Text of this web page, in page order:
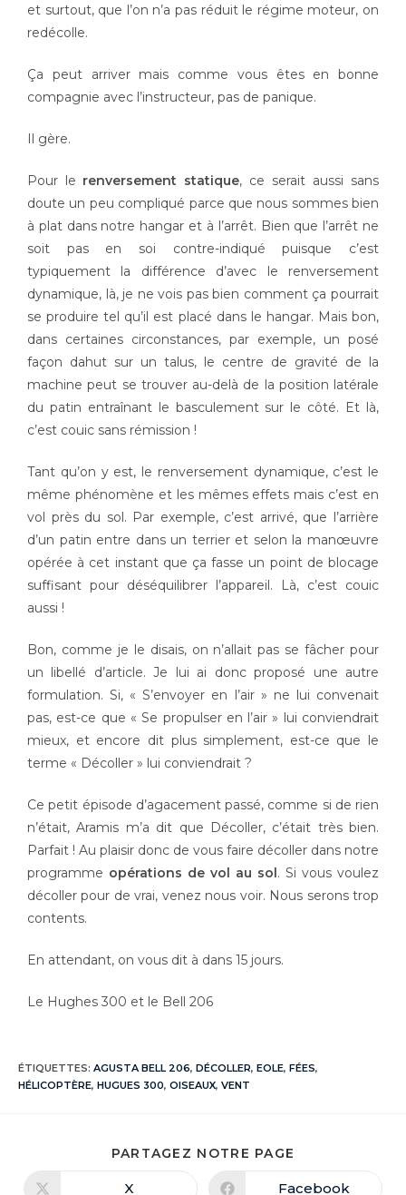
et surtout, que l’on n’a pas réduit le régime moteur, on
redécolle.
Ça peut arriver mais comme vous êtes en bonne
compagnie avec l’instructeur, pas de panique.
Il gère.
Pour le renversement statique, ce serait aussi sans
doute un peu compliqué parce que nous sommes bien
à plat dans notre hangar et à l’arrêt. Bien que l’arrêt ne
soit pas en soi contre-indiqué puisque c’est
typiquement la différence d’avec le renversement
dynamique, là, je ne vois pas bien comment ça pourrait
se produire tel qu’il est placé dans le hangar. Mais bon,
dans certaines circonstances, par exemple, un posé
façon dahut sur un talus, le centre de gravité de la
machine peut se trouver au-delà de la position latérale
du patin entraînant le basculement sur le côté. Et là,
c’est couic sans rémission !
Tant qu’on y est, le renversement dynamique, c’est le
même phénomène et les mêmes effets mais c’est en
vol près du sol. Par exemple, c’est arrivé, que l’arrière
d’un patin entre dans un terrier et selon la manœuvre
opérée à cet instant que ça fasse un point de blocage
suffisant pour déséquilibrer l’appareil. Là, c’est couic
aussi !
Bon, comme je le disais, on n’allait pas se fâcher pour
un libellé d’article. Je lui ai donc proposé une autre
formulation. Si, « S’envoyer en l’air » ne lui convenait
pas, est-ce que « Se propulser en l’air » lui conviendrait
mieux, et encore dit plus simplement, est-ce que le
terme « Décoller » lui conviendrait ?
Ce petit épisode d’agacement passé, comme si de rien
n’était, Aramis m’a dit que Décoller, c’était très bien.
Parfait ! Au plaisir donc de vous faire décoller dans notre
programme opérations de vol au sol. Si vous voulez
décoller pour de vrai, venez nous voir. Nous serons trop
contents.
En attendant, on vous dit à dans 15 jours.
Le Hughes 300 et le Bell 206
ÉTIQUETTES: AGUSTA BELL 206, DÉCOLLER, EOLE, FÉES,
HÉLICOPTÈRE, HUGUES 300, OISEAUX, VENT
PARTAGEZ NOTRE PAGE
X Facebook